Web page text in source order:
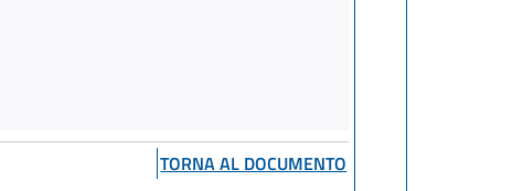
TORNA AL DOCUMENTO